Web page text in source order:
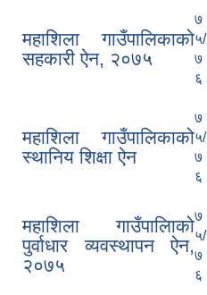
महाशिला गाउँपालिकाको
सहकारी ऐन, २०७५
७
५/
७
६
महाशिला गाउँपालिकाको
स्थानिय शिक्षा ऐन
७
५/
७
६
महाशिला गाउँपालिाको
पुर्वाधार व्यवस्थापन ऐन,
२०७५
७
५/
७
६